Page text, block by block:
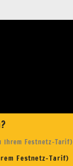
Ihrem Festnetz-Tarif)
Festnetz-Tarif)